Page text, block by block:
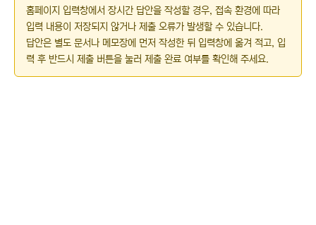
홈페이지 입력창에서 장시간 답안을 작성할 경우, 접속 환경에 따라
입력 내용이 저장되지 않거나 제출 오류가 발생할 수 있습니다.
답안은 별도 문서나 메모장에 먼저 작성한 뒤 입력창에 옮겨 적고, 입
력 후 반드시 제출 버튼을 눌러 제출 완료 여부를 확인해 주세요.